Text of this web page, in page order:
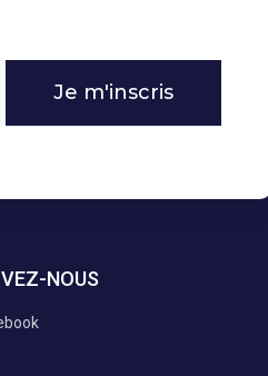
Je m'inscris
NOUS